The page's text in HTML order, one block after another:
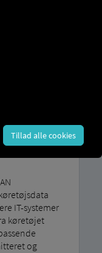
IT-systemer
køretøjet
og
Tillad alle cookies